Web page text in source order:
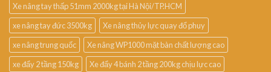
Xe nâng tay thấp 51mm 2000kg tại Hà Nội/TP.HCM
xe nâng tay đức 3500kg
Xe nâng thủy lực quay đổ phuy
xe nâng trung quốc
Xe nâng WP1000 mặt bàn chất lượng cao
xe đẩy 2 tầng 150kg
Xe đẩy 4 bánh 2 tầng 200kg chịu lực cao